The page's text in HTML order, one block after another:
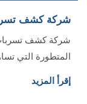
شركة كشف
شركة كشف تسربات
المتطورة التي
إقرأ المزيد